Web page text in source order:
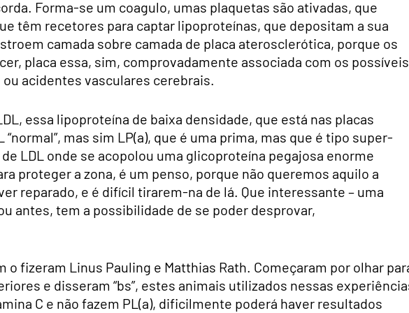
Forma-se um coagulo, umas plaquetas são ativadas, que
têm recetores para captar lipoproteínas, que depositam a sua
camada sobre camada de placa aterosclerótica, porque os
placa essa, sim, comprovadamente associada com os possíveis
acidentes vasculares cerebrais.
essa lipoproteína de baixa densidade, que está nas placas
mas sim LP(a), que é uma prima, mas que é tipo super-
LDL onde se acopolou uma glicoproteína pegajosa enorme
proteger a zona, é um penso, porque não queremos aquilo a
reparado, e é difícil tirarem-na de lá. Que interessante – uma
antes, tem a possibilidade de se poder desprovar,
o fizeram Linus Pauling e Matthias Rath. Começaram por olhar
e disseram “bs”, estes animais utilizados nessas
C e não fazem PL(a), dificilmente poderá haver resultados